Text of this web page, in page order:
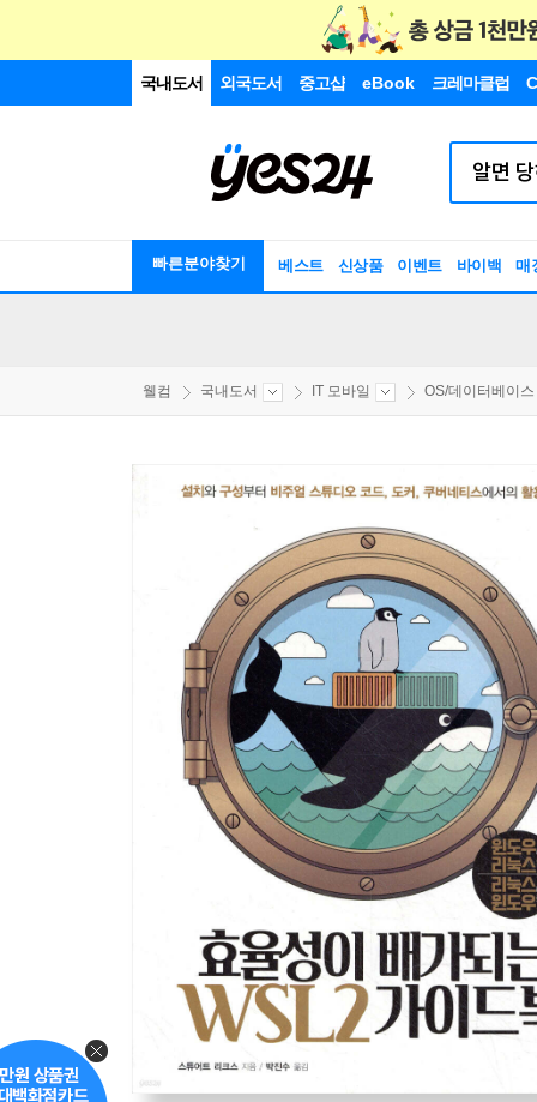
국내도서 외국도서 중고샵 eBook 크레마클럽
빠른분야찾기 베스트 신상품 이벤트 바이백 매
웰컴 국내도서 IT 모바일 OS/데이터베이스